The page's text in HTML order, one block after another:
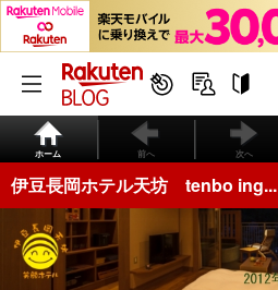
ホーム 前へ 次へ
伊豆長岡ホテル天坊 tenbo ing...